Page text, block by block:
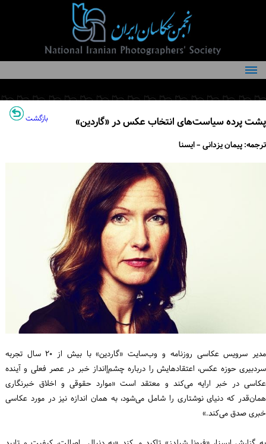
درباره انجمن
کمیته‌های انجمن
اعضاء انجمن
اخبار
مقالات
فعالیت‌های انجمن
تماس با ما
ورود / ثبت‌نام
خرید کتاب
بازگشت پشت پرده سیاست‌های انتخاب عکس‌ در «گاردین»
ترجمه: پیمان یزدانی – ایسنا
مدیر سرویس عکاسی روزنامه و وب‌سایت «گاردین» با بیش از ۲۰ سال تجربه
سردبیری حوزه عکس، اعتقادهایش را درباره چشم‌إانداز خبر در عصر فعلی و آینده
عکاسی در خبر ارایه می‌کند و معتقد است «موارد حقوقی و اخلاق خبرنگاری
همان‌قدر که دنیای نوشتاری را شامل می‌شود، به همان اندازه نیز در مورد عکاسی
خبری صدق می‌کند.»